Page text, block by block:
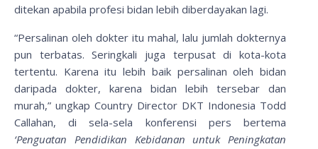
ditekan apabila profesi bidan lebih diberdayakan lagi.
“Persalinan oleh dokter itu mahal, lalu jumlah dokternya
pun terbatas. Seringkali juga terpusat di kota-kota
tertentu. Karena itu lebih baik persalinan oleh bidan
daripada dokter, karena bidan lebih tersebar dan
murah,” ungkap Country Director DKT Indonesia Todd
Callahan, di sela-sela konferensi pers bertema
‘Penguatan Pendidikan Kebidanan untuk Peningkatan